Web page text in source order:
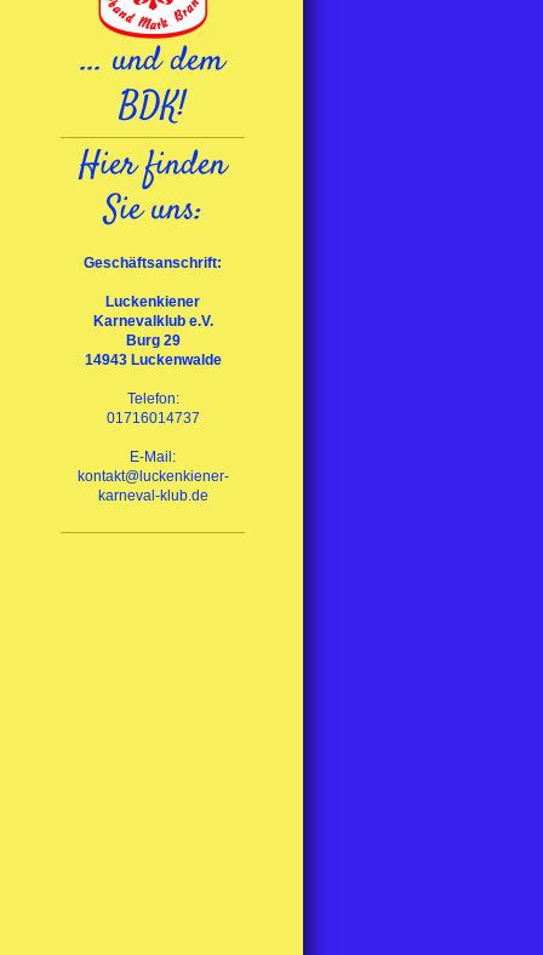
... und dem
BDK!
Hier finden
Sie uns:
Geschäftsanschrift:
Luckenkiener
Karnevalklub e.V.
Burg 29
14943 Luckenwalde
Telefon:
01716014737
E-Mail:
kontakt@luckenkiener-
karneval-klub.de